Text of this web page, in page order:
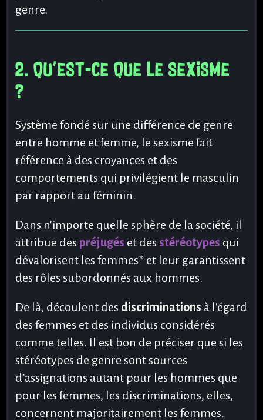
Accueil
Documentation
soutenir
Hauts
Faits
HF ?
Tutos
utiles
Proposer
un HF
Je suis
victime
Nos
Pro
Tips
Infos
juridiques
Définitions
genre.
2. Qu'est-ce que le sexisme
?
Système fondé sur une différence de genre
entre homme et femme, le sexisme fait
référence à des croyances et des
comportements qui privilégient le masculin
par rapport au féminin.
Dans n'importe quelle sphère de la société, il
attribue des préjugés et desstéréotypes qui
dévalorisent les femmes* et leur garantissent
des rôles subordonnés aux hommes.
De là, découlent des discriminations à l'égard
des femmes et des individus considérés
comme telles. Il est bon de préciser que si les
stéréotypes de genre sont sources
d’assignations autant pour les hommes que
pour les femmes, les discriminations, elles,
concernent majoritairement les femmes.